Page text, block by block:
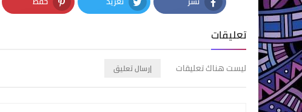
Facebook
Twitter
Pinterest
تعليقات
ليست هناك تعليقات إرسال تعليق